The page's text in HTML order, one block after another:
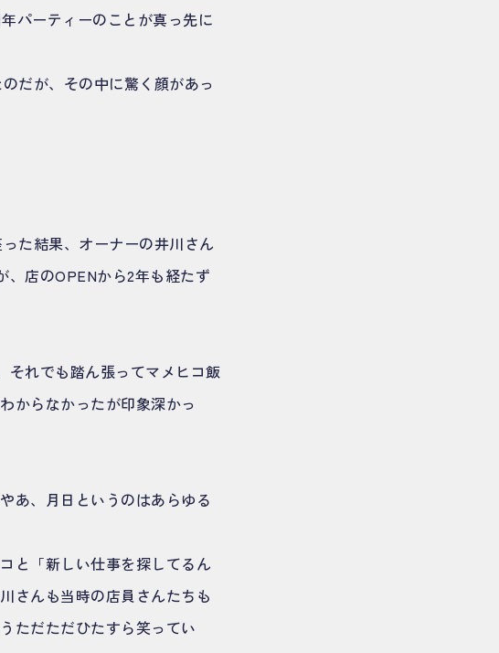
パーティーのことが真っ先に
だが、その中に驚く顔があっ
た結果、オーナーの井川さん
店のOPENから2年も経たず
れでも踏ん張ってマメヒコ飯
からなかったが印象深かっ
あ、月日というのはあらゆる
と「新しい仕事を探してるん
さんも当時の店員さんたちも
ただただひたすら笑ってい